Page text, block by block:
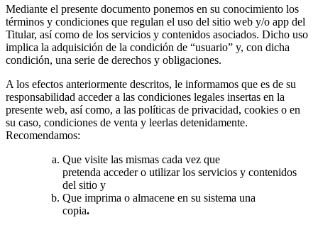
Mediante el presente documento ponemos en su conocimiento los
términos y condiciones que regulan el uso del sitio web y/o app del
Titular, así como de los servicios y contenidos asociados. Dicho uso
implica la adquisición de la condición de “usuario” y, con dicha
condición, una serie de derechos y obligaciones.
A los efectos anteriormente descritos, le informamos que es de su
responsabilidad acceder a las condiciones legales insertas en la
presente web, así como, a las políticas de privacidad, cookies o en
su caso, condiciones de venta y leerlas detenidamente.
Recomendamos:
Que visite las mismas cada vez que
pretenda acceder o utilizar los servicios y contenidos
del sitio y
Que imprima o almacene en su sistema una
copia.